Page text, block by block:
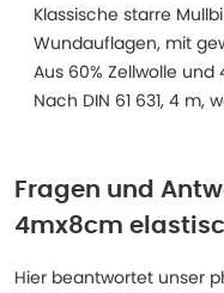
Klassische starre
Wundauflagen, mit
Aus 60% Zellwolle und
Nach DIN 61 631, 4 m,
Fragen und
4mx8cm
Hier beantwortet unser